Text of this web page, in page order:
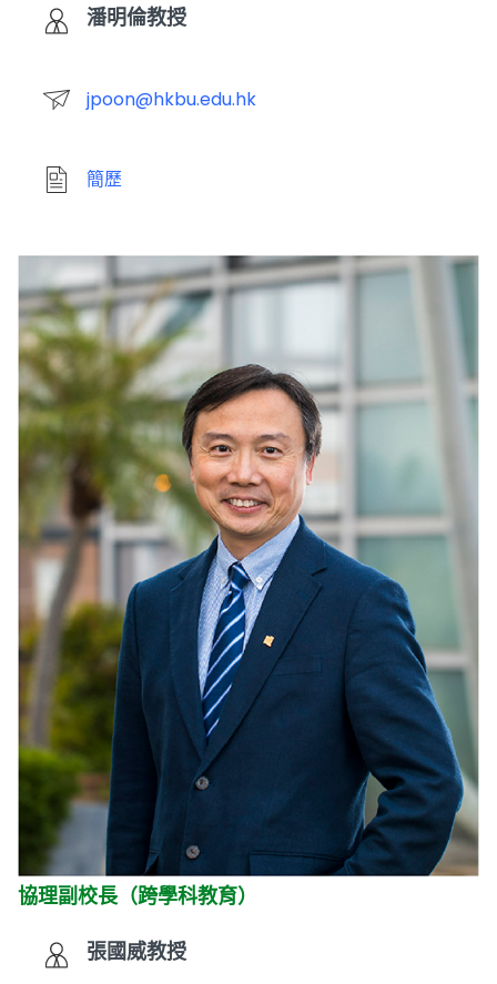
潘明倫教授
jpoon@hkbu.edu.hk
簡歷
協理副校長（跨學科教育）
張國威教授